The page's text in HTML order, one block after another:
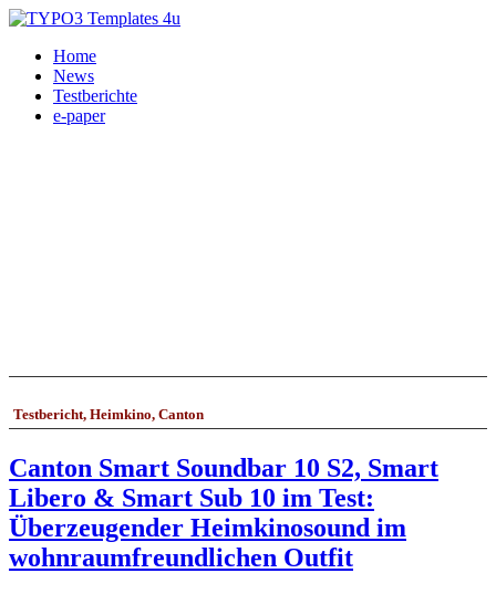
Home
News
Testberichte
e-paper
Testbericht, Heimkino, Canton
Canton Smart Soundbar 10 S2, Smart
Libero & Smart Sub 10 im Test:
Überzeugender Heimkinosound im
wohnraumfreundlichen Outfit